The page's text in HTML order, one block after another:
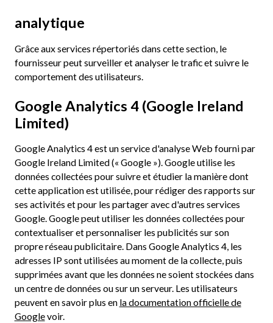
analytique
Grâce aux services répertoriés dans cette section, le
fournisseur peut surveiller et analyser le trafic et suivre le
comportement des utilisateurs.
Google Analytics 4 (Google Ireland
Limited)
Google Analytics 4 est un service d'analyse Web fourni par
Google Ireland Limited (« Google »). Google utilise les
données collectées pour suivre et étudier la manière dont
cette application est utilisée, pour rédiger des rapports sur
ses activités et pour les partager avec d'autres services
Google. Google peut utiliser les données collectées pour
contextualiser et personnaliser les publicités sur son
propre réseau publicitaire. Dans Google Analytics 4, les
adresses IP sont utilisées au moment de la collecte, puis
supprimées avant que les données ne soient stockées dans
un centre de données ou sur un serveur. Les utilisateurs
peuvent en savoir plus en la documentation officielle de
Googlevoir.